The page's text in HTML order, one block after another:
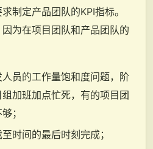
制定产品团队的KPI指标。
为在项目团队和产品团队的
员的工作量饱和度问题，阶
加班加点忙死，有的项目团
；
时间的最后时刻完成；